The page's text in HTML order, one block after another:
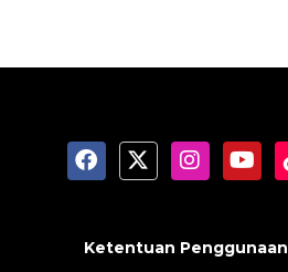
Ketentuan Penggunaan